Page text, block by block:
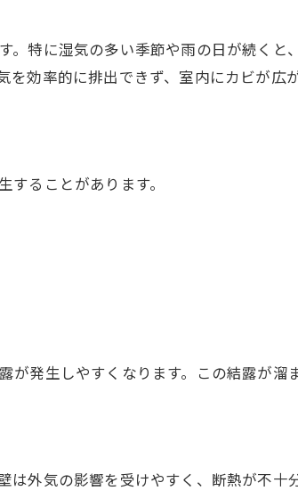
特に湿気の多い季節や雨の日が続くと
効率的に排出できず、室内にカビが広
ることがあります。
発生しやすくなります。この結露が溜
外気の影響を受けやすく、断熱が不十